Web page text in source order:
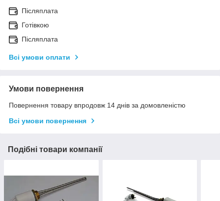
Післяплата
Готівкою
Післяплата
Всі умови оплати
Умови повернення
Повернення товару впродовж 14 днів за домовленістю
Всі умови повернення
Подібні товари компанії